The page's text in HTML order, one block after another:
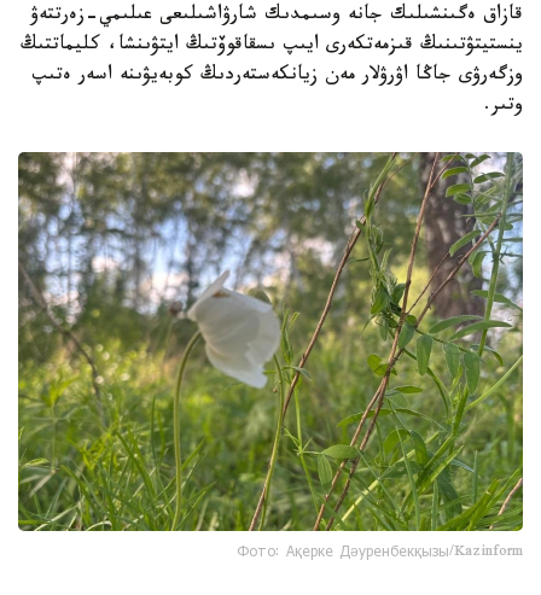
قازاق ەگىنشىلىك جانە وسىمدىك شارۋاشىلىعى عىلىمي-زەرتتەۋ
ينستيتۋتىنىڭ قىزمەتكەرى ايىپ ىسقاقوۆتىڭ ايتۋىنشا، كليماتتىڭ
وزگەرۋى جاڭا اۋرۋلار مەن زيانكەستەردىڭ كوبەيۋىنە اسەر ەتىپ
وتىر.
Фото: Ақерке Дәуренбекқызы/Kazinform